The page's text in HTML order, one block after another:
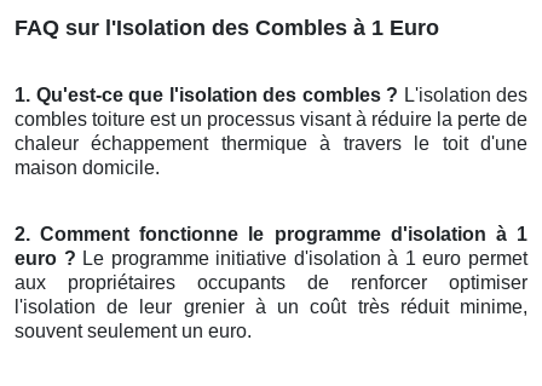
FAQ sur l'Isolation des Combles à 1 Euro
1. Qu'est-ce que l'isolation des combles ? L'isolation des
combles toiture est un processus visant à réduire la perte de
chaleur échappement thermique à travers le toit d'une
maison domicile.
2. Comment fonctionne le programme d'isolation à 1
euro ? Le programme initiative d'isolation à 1 euro permet
aux propriétaires occupants de renforcer optimiser
l'isolation de leur grenier à un coût très réduit minime,
souvent seulement un euro.